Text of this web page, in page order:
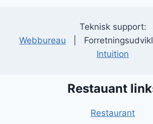
Teknisk support:
Webbureau |
Intuition
Restauant
Restaurant